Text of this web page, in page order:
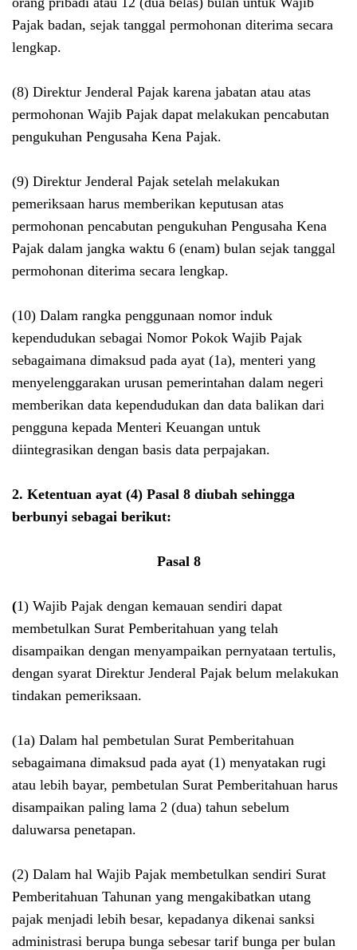
Pajak badan, sejak tanggal permohonan diterima secara
lengkap.
(8) Direktur Jenderal Pajak karena jabatan atau atas
permohonan Wajib Pajak dapat melakukan pencabutan
pengukuhan Pengusaha Kena Pajak.
(9) Direktur Jenderal Pajak setelah melakukan
pemeriksaan harus memberikan keputusan atas
permohonan pencabutan pengukuhan Pengusaha Kena
Pajak dalam jangka waktu 6 (enam) bulan sejak tanggal
permohonan diterima secara lengkap.
(10) Dalam rangka penggunaan nomor induk
kependudukan sebagai Nomor Pokok Wajib Pajak
sebagaimana dimaksud pada ayat (1a), menteri yang
menyelenggarakan urusan pemerintahan dalam negeri
memberikan data kependudukan dan data balikan dari
pengguna kepada Menteri Keuangan untuk
diintegrasikan dengan basis data perpajakan.
2. Ketentuan ayat (4) Pasal 8 diubah sehingga
berbunyi sebagai berikut:
Pasal 8
(1) Wajib Pajak dengan kemauan sendiri dapat
membetulkan Surat Pemberitahuan yang telah
disampaikan dengan menyampaikan pernyataan tertulis,
dengan syarat Direktur Jenderal Pajak belum melakukan
tindakan pemeriksaan.
(1a) Dalam hal pembetulan Surat Pemberitahuan
sebagaimana dimaksud pada ayat (1) menyatakan rugi
atau lebih bayar, pembetulan Surat Pemberitahuan harus
disampaikan paling lama 2 (dua) tahun sebelum
daluwarsa penetapan.
(2) Dalam hal Wajib Pajak membetulkan sendiri Surat
Pemberitahuan Tahunan yang mengakibatkan utang
pajak menjadi lebih besar, kepadanya dikenai sanksi
administrasi berupa bunga sebesar tarif bunga per bulan